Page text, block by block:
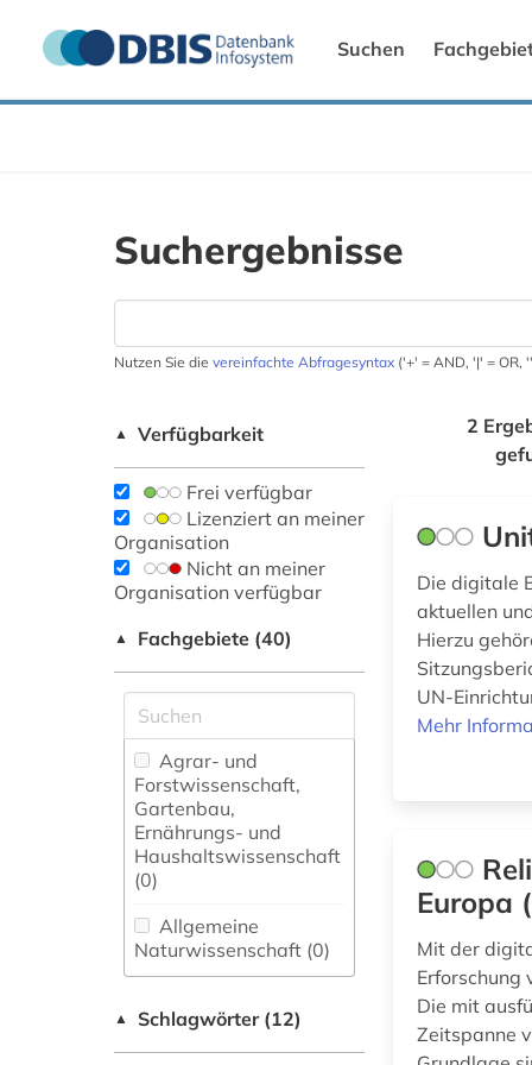
Suchen
Suchergebnisse
Nutzen Sie die vereinfachte Abfragesyntax ('+' = AND, '|' = OR,
▲ Verfügbarkeit
Frei verfügbar
Lizenziert an meiner
Organisation
Nicht an meiner
Organisation verfügbar
▲ Fachgebiete (40)
Agrar- und
Forstwissenschaft,
Gartenbau,
Ernährungs- und
Haushaltswissenschaft
(0)
Allgemeine
Naturwissenschaft (0)
fachübergreifende
▲ Schlagwörter (12)
2
Die digitale
aktuellen
Hierzu
UN-
Mehr
Europa
Mit der
Erforschung
Die mit
Zeitspanne